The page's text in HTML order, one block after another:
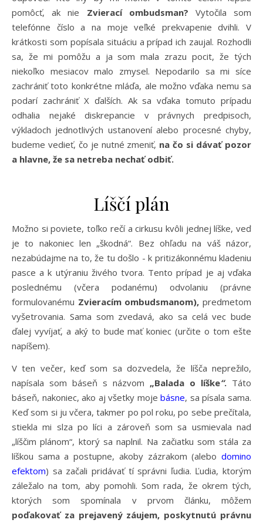
pomôcť, ak nie Zvierací ombudsman? Vytočila som
telefónne číslo a na moje veľké prekvapenie dvihli. V
krátkosti som popísala situáciu a prípad ich zaujal. Rozhodli
sa, že mi pomôžu a ja som mala zrazu pocit, že tých
niekoľko mesiacov malo zmysel. Nepodarilo sa mi síce
zachrániť toto konkrétne mláďa, ale možno vďaka nemu sa
podarí zachrániť X ďalších. Ak sa vďaka tomuto prípadu
odhalia nejaké diskrepancie v právnych predpisoch,
výkladoch jednotlivých ustanovení alebo procesné chyby,
budeme vedieť, čo je nutné zmeniť, na čo si dávať pozor
a hlavne, že sa netreba nechať odbiť.
Líščí plán
Možno si poviete, toľko rečí a cirkusu kvôli jednej líške, veď
je to nakoniec len „škodná“. Bez ohľadu na váš názor,
nezabúdajme na to, že tu došlo - k pritizákonnému kladeniu
pasce a k utýraniu živého tvora. Tento prípad je aj vďaka
poslednému (včera podanému) odvolaniu (právne
formulovanému Zvieracím ombudsmanom), predmetom
vyšetrovania. Sama som zvedavá, ako sa celá vec bude
ďalej vyvíjať, a aký to bude mať koniec (určite o tom ešte
napíšem).
V ten večer, keď som sa dozvedela, že líšča neprežilo,
napísala som báseň s názvom „Balada o líške“. Táto
báseň, nakoniec, ako aj všetky mojebásne, sa písala sama.
Keď som si ju včera, takmer po pol roku, po sebe prečítala,
stiekla mi slza po líci a zároveň som sa usmievala nad
„líščim plánom“, ktorý sa naplnil. Na začiatku som stála za
líškou sama a postupne, akoby zázrakom (alebo domino
efektom) sa začali pridávať tí správni ľudia. Ľudia, ktorým
záležalo na tom, aby pomohli. Som rada, že okrem tých,
ktorých som spomínala v prvom článku, môžem
poďakovať za prejavený záujem, poskytnutú právnu